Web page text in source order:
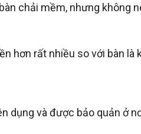
chải mềm, nhưng không
hơn rất nhiều so với bàn là
dụng và được bảo quản ở